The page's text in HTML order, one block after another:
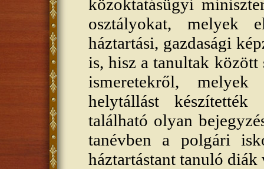
közoktatásügyi
osztályokat, melyek
háztartási, gazdasági
is, hisz a tanultak között
ismeretekről,
helytállást
található olyan
tanévben a polgári
háztartástant tanuló